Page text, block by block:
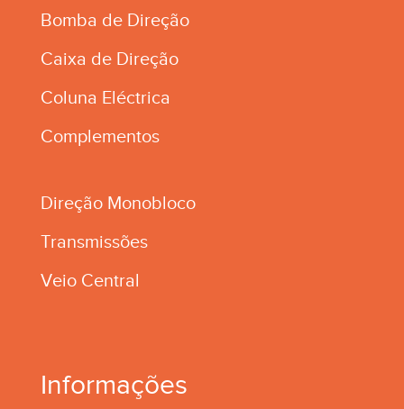
Bomba de Direção
Caixa de Direção
Coluna Eléctrica
Complementos
Direção Monobloco
Transmissões
Veio Central
Informações